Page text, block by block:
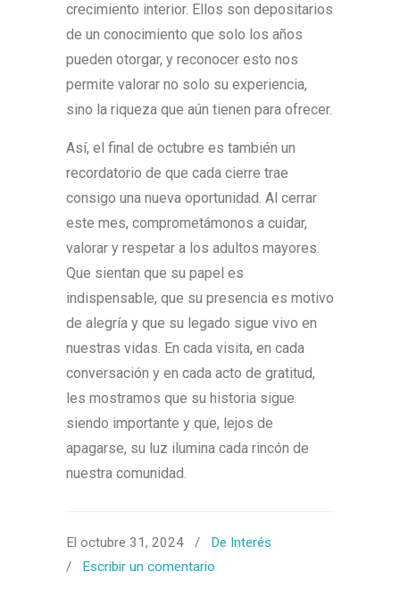
crecimiento interior. Ellos son depositarios
de un conocimiento que solo los años
pueden otorgar, y reconocer esto nos
permite valorar no solo su experiencia,
sino la riqueza que aún tienen para ofrecer.
Así, el final de octubre es también un
recordatorio de que cada cierre trae
consigo una nueva oportunidad. Al cerrar
este mes, comprometámonos a cuidar,
valorar y respetar a los adultos mayores.
Que sientan que su papel es
indispensable, que su presencia es motivo
de alegría y que su legado sigue vivo en
nuestras vidas. En cada visita, en cada
conversación y en cada acto de gratitud,
les mostramos que su historia sigue
siendo importante y que, lejos de
apagarse, su luz ilumina cada rincón de
nuestra comunidad.
El octubre 31, 2024 /
De Interés
/ Escribir un comentario